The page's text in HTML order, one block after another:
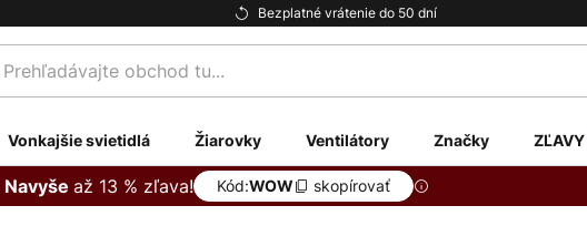
Bezplatné vrátenie do 50 dní
Prehľadávajte
obchod
Vonkajšie svietidlá Žiarovky Ventilátory Značky ZĽAVY
Navyše až 13 % zľava! Kód:WOW skopírovať